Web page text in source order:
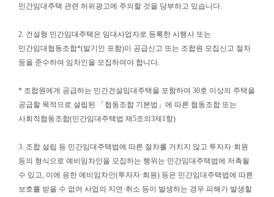
민간임대주택 관련 허위광고에 주의할 것을 당부하고 있습니다.
2. 건설형 민간임대주택은 임대사업자로 등록한 시행사 또는
민간임대협동조합*(발기인 포함)이 공급신고 또는 조합원 모집신고 절차
등을 준수하여 임차인을 모집하여야 합니다.
* 조합원에게 공급하는 민간건설임대주택을 포함하여 30호 이상의 주택을
공급할 목적으로 설립된 「협동조합 기본법」에 따른 협동조합 또는
사회적협동조합(민간임대주택법 제5조의3제1항)
3. 조합 설립 등 민간임대주택법에 따른 절차를 거치지 않고 투자자·회원
등의 형식으로 예비임차인을 모집하는 행위는 민간임대주택법에 저촉될
수 있고, 이에 응한 예비임차인(투자자·회원) 등은 민간임대주택법에 따른
보호를 받을 수 없어 사업의 지연·취소 등이 발생하는 경우 피해가 발생할